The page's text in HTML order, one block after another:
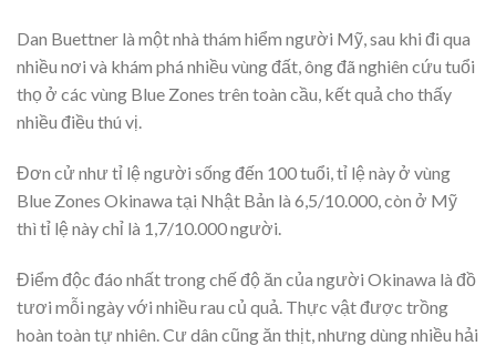
Dan Buettner là một nhà thám hiểm người Mỹ, sau khi đi qua
nhiều nơi và khám phá nhiều vùng đất, ông đã nghiên cứu tuổi
thọ ở các vùng Blue Zones trên toàn cầu, kết quả cho thấy
nhiều điều thú vị.
Đơn cử như tỉ lệ người sống đến 100 tuổi, tỉ lệ này ở vùng
Blue Zones Okinawa tại Nhật Bản là 6,5/10.000, còn ở Mỹ
thì tỉ lệ này chỉ là 1,7/10.000 người.
Điểm độc đáo nhất trong chế độ ăn của người Okinawa là đồ
tươi mỗi ngày với nhiều rau củ quả. Thực vật được trồng
hoàn toàn tự nhiên. Cư dân cũng ăn thịt, nhưng dùng nhiều hải